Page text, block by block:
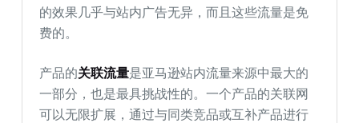
的效果几乎与站内广告无异，而且这些流量是免
费的。
产品的关联流量是亚马逊站内流量来源中最大的
一部分，也是最具挑战性的。一个产品的关联网
可以无限扩展，通过与同类竞品或互补产品进行